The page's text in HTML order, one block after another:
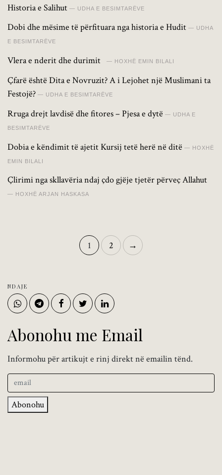
Historia e Salihut UDHA E BESIMTARËVE
Dobi dhe mësime të përfituara nga historia e Hudit UDHA
E BESIMTARËVE
Vlera e nderit dhe durimit HOXHË EMIN BILALI
Çfarë është Dita e Novruzit? A i Lejohet një Muslimani ta
Festojë?
UDHA E BESIMTARËVE
Rruga drejt lavdisë dhe fitores – Pjesa e dytë UDHA E
BESIMTARËVE
Dobia e këndimit të ajetit Kursij tetë herë në ditë HOXHË
EMIN BILALI
Çlirimi nga skllavëria ndaj çdo gjëje tjetër përveç Allahut
HOXHË ARJAN HASKASA
1 2 →
NDAJE
Abonohu me Email
Informohu për artikujt e rinj direkt në emailin tënd.
Abonohu